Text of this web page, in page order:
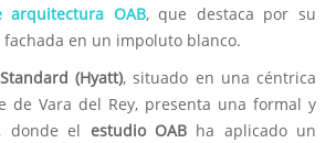
arquitectura OAB, que destaca por su
en un impoluto blanco.
(Hyatt), situado en una céntrica
de Vara del Rey, presenta una formal y
donde el estudio OABha aplicado un